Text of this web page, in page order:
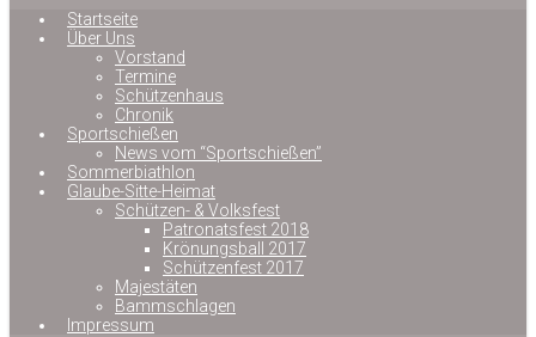
Startseite
Über Uns
Vorstand
Termine
Schützenhaus
Chronik
Sportschießen
News vom “Sportschießen”
Sommerbiathlon
Glaube-Sitte-Heimat
Schützen- & Volksfest
Patronatsfest 2018
Krönungsball 2017
Schützenfest 2017
Majestäten
Bammschlagen
Impressum